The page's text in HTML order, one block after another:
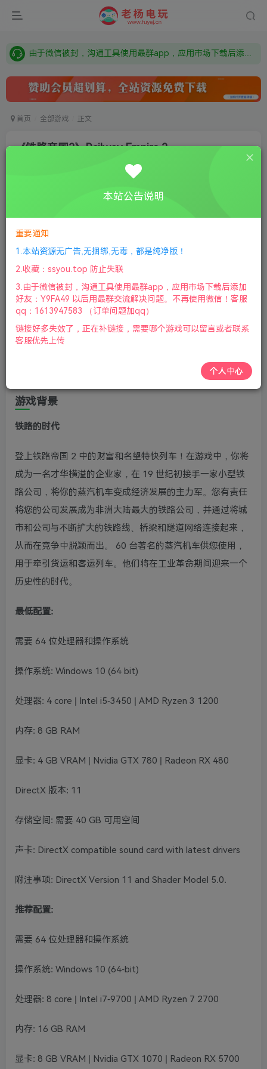
需要什么游戏请联系客服，若链接失效请联系客服，百度网盘边上的激活码也是解压密码
由于微信被封，沟通工具使用最群app，应用市场下载后添加好友：Y9FA49 以后用最群交流解决问题。不再使用微信！
首页 全部游戏 正文
《铁路帝国2》Railway Empire 2
①下载安装教程 ②下载安装视频教程 ③ 游戏运行
版本：v1.4.0.61453|容量37GB|官方简体中文|2024年07月
31号更新
铁路帝国2(Railway Empire 2)将带您回到最初的铁路时代，
小型铁路公司开始发展，创建您的铁路帝国。分享铁路帝国
大陆，玩家可以从有着不同优势的6个角色中选择。
游戏背景
铁路的时代
登上铁路帝国 2 中的财富和名望特快列车！在游戏中，你将
成为一名才华横溢的企业家，在 19 世纪初接手一家小型铁
路公司，将你的蒸汽机车变成经济发展的主力军。您有责任
将您的公司发展成为非洲大陆最大的铁路公司，并通过将城
市和公司与不断扩大的铁路线、桥梁和隧道网络连接起来，
从而在竞争中脱颖而出。 60 台著名的蒸汽机车供您使用，
用于牵引货运和客运列车。他们将在工业革命期间迎来一个
历史性的时代。
最低配置:
需要 64 位处理器和操作系统
操作系统: Windows 10 (64 bit)
处理器: 4 core | Intel i5-3450 | AMD Ryzen 3 1200
内存: 8 GB RAM
显卡: 4 GB VRAM | Nvidia GTX 780 | Radeon RX 480
DirectX 版本: 11
存储空间: 需要 40 GB 可用空间
声卡: DirectX compatible sound card with latest drivers
附注事项: DirectX Version 11 and Shader Model 5.0.
推荐配置:
需要 64 位处理器和操作系统
操作系统: Windows 10 (64-bit)
处理器: 8 core | Intel i7-9700 | AMD Ryzen 7 2700
内存: 16 GB RAM
显卡: 8 GB VRAM | Nvidia GTX 1070 | Radeon RX 5700
本站公告说明
重要通知
1.本站资源无广告,无捆绑,无毒，都是纯净版！
2.收藏：ssyou.top 防止失联
3.由于微信被封，沟通工具使用最群app，应用市场下载后添加
好友：Y9FA49 以后用最群交流解决问题。不再使用微信！客服
qq：1613947583 （订单问题加qq）
链接好多失效了，正在补链接，需要哪个游戏可以留言或者联系
客服优先上传
个人中心